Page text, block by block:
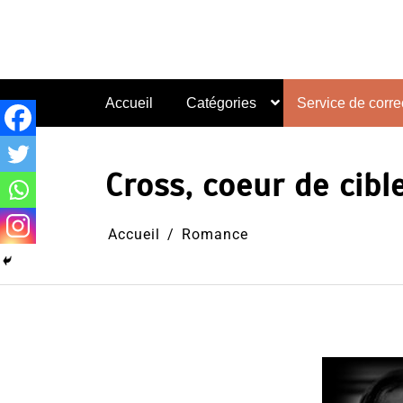
Accueil Catégories Service de
Cross, coeur de
Accueil Romance